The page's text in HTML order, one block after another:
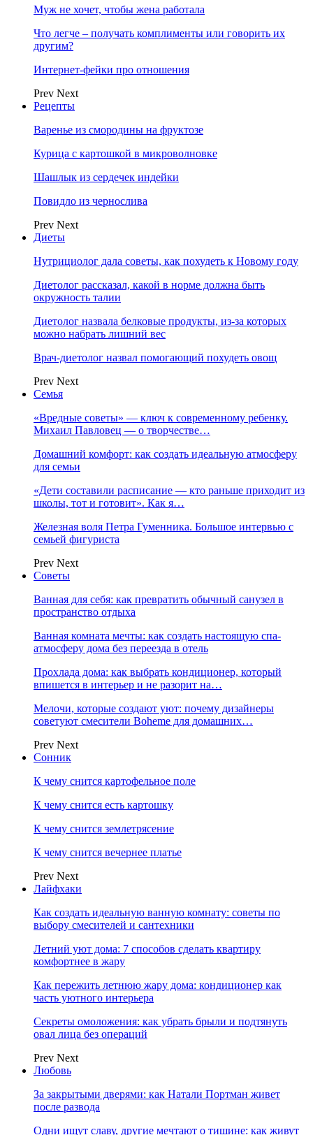
Муж не хочет, чтобы жена работала
Что легче – получать комплименты или говорить их
другим?
Интернет-фейки про отношения
Prev Next
Рецепты
Варенье из смородины на фруктозе
Курица с картошкой в микроволновке
Шашлык из сердечек индейки
Повидло из чернослива
Prev Next
Диеты
Нутрициолог дала советы, как похудеть к Новому году
Диетолог рассказал, какой в норме должна быть
окружность талии
Диетолог назвала белковые продукты, из-за которых
можно набрать лишний вес
Врач-диетолог назвал помогающий похудеть овощ
Prev Next
Семья
«Вредные советы» — ключ к современному ребенку.
Михаил Павловец — о творчестве…
Домашний комфорт: как создать идеальную атмосферу
для семьи
«Дети составили расписание — кто раньше приходит из
школы, тот и готовит». Как я…
Железная воля Петра Гуменника. Большое интервью с
семьей фигуриста
Prev Next
Советы
Ванная для себя: как превратить обычный санузел в
пространство отдыха
Ванная комната мечты: как создать настоящую спа-
атмосферу дома без переезда в отель
Прохлада дома: как выбрать кондиционер, который
впишется в интерьер и не разорит на…
Мелочи, которые создают уют: почему дизайнеры
советуют смесители Boheme для домашних…
Prev Next
Сонник
К чему снится картофельное поле
К чему снится есть картошку
К чему снится землетрясение
К чему снится вечернее платье
Prev Next
Лайфхаки
Как создать идеальную ванную комнату: советы по
выбору смесителей и сантехники
Летний уют дома: 7 способов сделать квартиру
комфортнее в жару
Как пережить летнюю жару дома: кондиционер как
часть уютного интерьера
Секреты омоложения: как убрать брыли и подтянуть
овал лица без операций
Prev Next
Любовь
За закрытыми дверями: как Натали Портман живет
после развода
Одни ищут славу, другие мечтают о тишине: как живут